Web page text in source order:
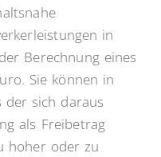
in
Berechnung eines
Sie können in
der sich daraus
als Freibetrag
hoher oder zu